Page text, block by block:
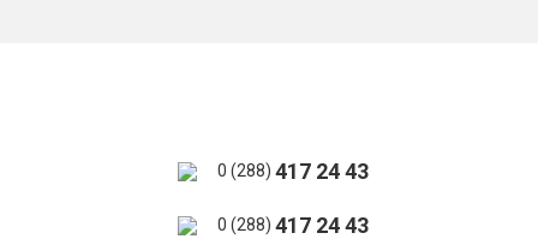
0 (288) 417 24 43
0 (288) 417 24 43